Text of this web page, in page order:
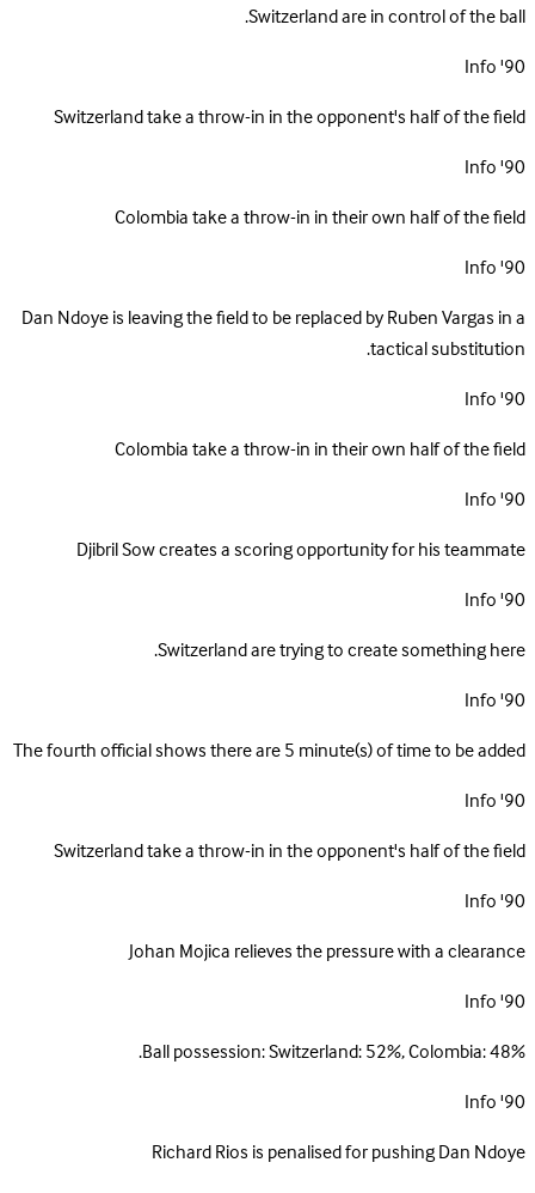
Switzerland are in control of the ball.
90'
Info
Switzerland take a throw-in in the opponent's half of the field
90'
Info
Colombia take a throw-in in their own half of the field
90'
Info
Dan Ndoye is leaving the field to be replaced by Ruben Vargas in a
tactical substitution.
90'
Info
Colombia take a throw-in in their own half of the field
90'
Info
Djibril Sow creates a scoring opportunity for his teammate
90'
Info
Switzerland are trying to create something here.
90'
Info
The fourth official shows there are 5 minute(s) of time to be added
90'
Info
Switzerland take a throw-in in the opponent's half of the field
90'
Info
Johan Mojica relieves the pressure with a clearance
90'
Info
Ball possession: Switzerland: 52%, Colombia: 48%.
90'
Info
Richard Rios is penalised for pushing Dan Ndoye